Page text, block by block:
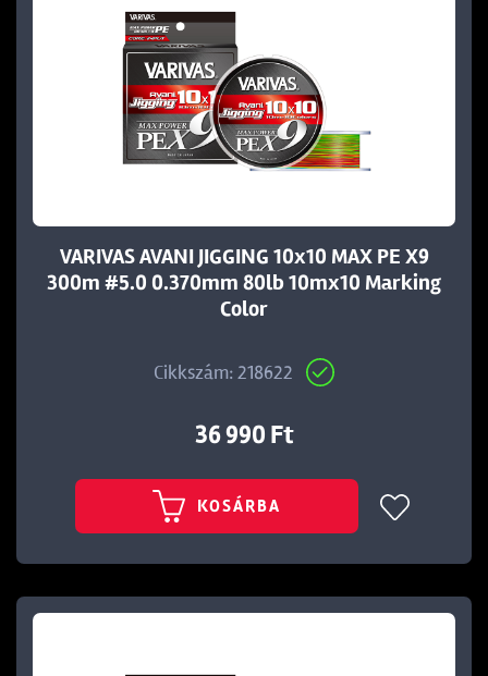
VARIVAS AVANI JIGGING 10x10 MAX PE X9
300m #5.0 0.370mm 80lb 10mx10 Marking
Color
Cikkszám: 218622
36 990 Ft
KOSÁRBA